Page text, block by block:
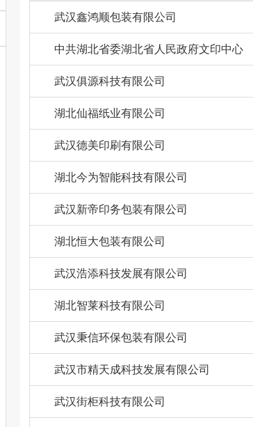
武汉鑫鸿顺包装有限公司
中共湖北省委湖北省人民政府文印中心
武汉俱源科技有限公司
湖北仙福纸业有限公司
武汉德美印刷有限公司
湖北今为智能科技有限公司
武汉新帝印务包装有限公司
湖北恒大包装有限公司
武汉浩添科技发展有限公司
湖北智莱科技有限公司
武汉秉信环保包装有限公司
武汉市精天成科技发展有限公司
武汉街柜科技有限公司